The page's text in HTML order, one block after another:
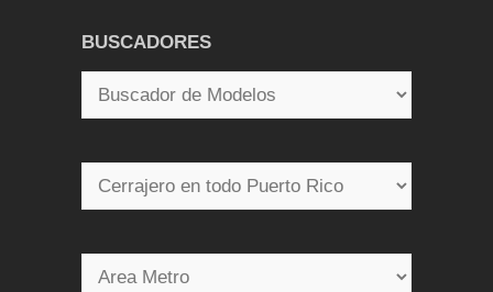
BUSCADORES